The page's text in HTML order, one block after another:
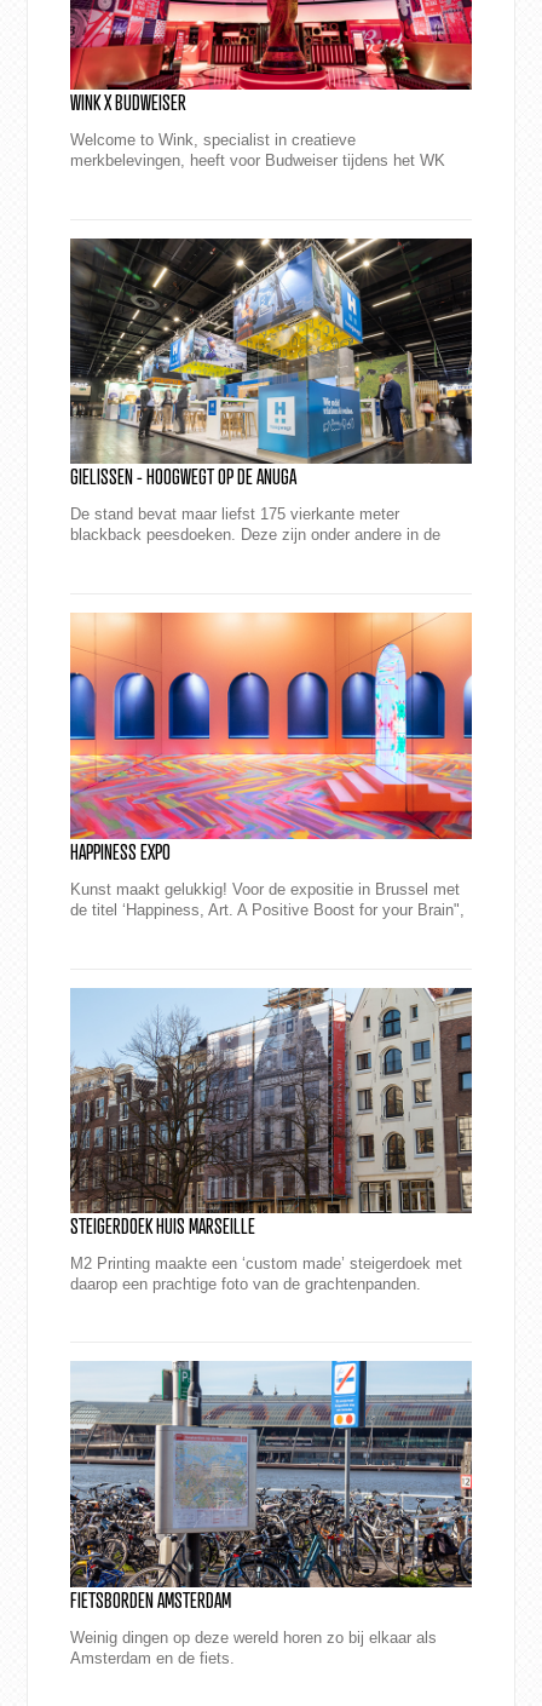
WINK X BUDWEISER
Welcome to Wink, specialist in creatieve
merkbelevingen, heeft voor Budweiser tijdens het WK
GIELISSEN - HOOGWEGT OP DE ANUGA
De stand bevat maar liefst 175 vierkante meter
blackback peesdoeken. Deze zijn onder andere in de
HAPPINESS EXPO
Kunst maakt gelukkig! Voor de expositie in Brussel met
de titel ‘Happiness, Art. A Positive Boost for your Brain",
STEIGERDOEK HUIS MARSEILLE
M2 Printing maakte een ‘custom made’ steigerdoek met
daarop een prachtige foto van de grachtenpanden.
FIETSBORDEN AMSTERDAM
Weinig dingen op deze wereld horen zo bij elkaar als
Amsterdam en de fiets.